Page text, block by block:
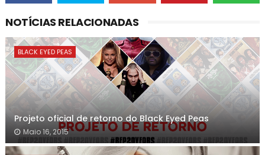
NOTÍCIAS RELACIONADAS
BLACK EYED PEAS
Projeto oficial de retorno do Black Eyed Peas
Maio 16, 2015